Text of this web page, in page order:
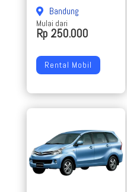
Bandung
Mulai dari
Rp 250.000
Rental Mobil